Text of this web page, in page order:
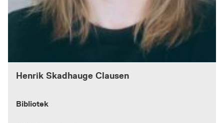
Henrik Skadhauge Clausen
Bibliotek